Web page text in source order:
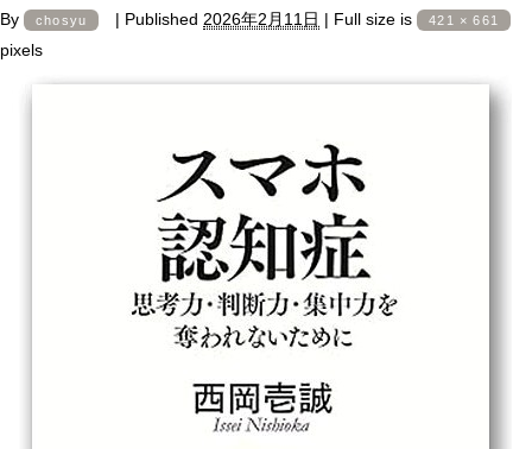
By
chosyu | Published 2026年2月11日 | Full size is 421 × 661
pixels